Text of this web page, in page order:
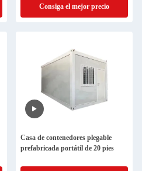
Consiga el mejor precio
Casa de contenedores plegable
prefabricada portátil de 20 pies